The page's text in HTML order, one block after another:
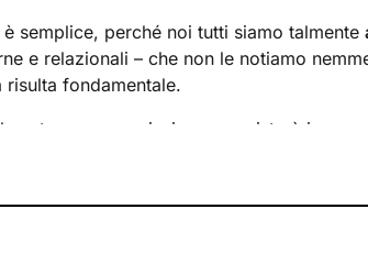
semplice, perché noi tutti siamo talmente
e relazionali – che non le notiamo
risulta fondamentale.
nostro percorso insieme consisterà in
un
di conseguenza.
andremo ad